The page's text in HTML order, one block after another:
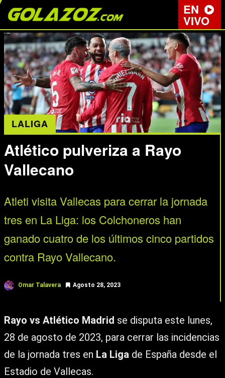
EN
VIVO
LALIGA
Atlético pulveriza a Rayo
Vallecano
Atleti visita Vallecas para cerrar la jornada
tres en La Liga: los Colchoneros han
ganado cuatro de los últimos cinco partidos
contra Rayo Vallecano.
Omar Talavera Agosto 28, 2023
Rayo vs Atlético Madrid se disputa este lunes,
28 de agosto de 2023, para cerrar las incidencias
de la jornada tres en La Liga de España desde el
Estadio de Vallecas.